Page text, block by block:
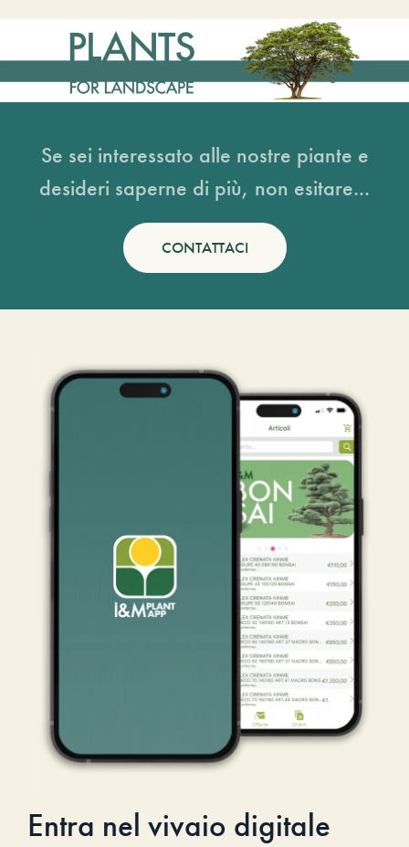
Se sei interessato alle nostre piante e
desideri saperne di più, non esitare...
CONTATTACI
Entra nel vivaio digitale